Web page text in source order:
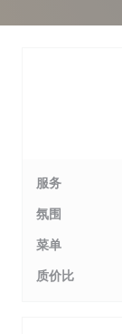
服务
氛围
菜单
质价比